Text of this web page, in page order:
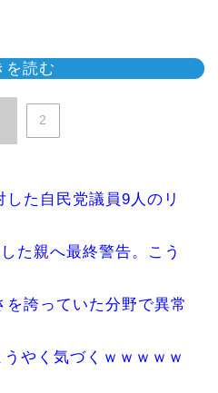
を読む
2
た自民党議員9人のリ
た親へ最終警告。こう
誇っていた分野で異常
うやく気づくｗｗｗｗｗ